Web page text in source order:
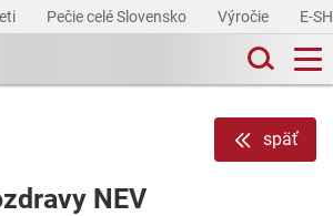
Pečie celé Slovensko Výročie E-
späť
NEV